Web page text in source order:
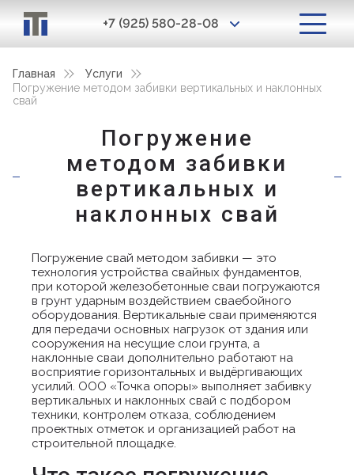
+7 (925) 580-28-08
Главная
Услуги
Погружение методом забивки вертикальных и наклонных
свай
Погружение
методом забивки
вертикальных и
наклонных свай
Погружение свай методом забивки — это
технология устройства свайных фундаментов,
при которой железобетонные сваи погружаются
в грунт ударным воздействием сваебойного
оборудования. Вертикальные сваи применяются
для передачи основных нагрузок от здания или
сооружения на несущие слои грунта, а
наклонные сваи дополнительно работают на
восприятие горизонтальных и выдёргивающих
усилий. ООО «Точка опоры» выполняет забивку
вертикальных и наклонных свай с подбором
техники, контролем отказа, соблюдением
проектных отметок и организацией работ на
строительной площадке.